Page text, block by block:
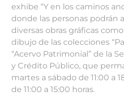
exhibe “Y en los caminos
donde las personas podrán
diversas obras gráficas
dibujo de las colecciones
“Acervo Patrimonial” de la
y Crédito Público, que
martes a sábado de 11:00 a
de 11:00 a 15:00 horas.